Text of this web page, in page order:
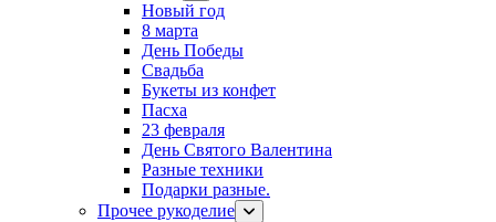
Новый год
8 марта
День Победы
Свадьба
Букеты из конфет
Пасха
23 февраля
День Святого Валентина
Разные техники
Подарки разные.
Прочее рукоделие